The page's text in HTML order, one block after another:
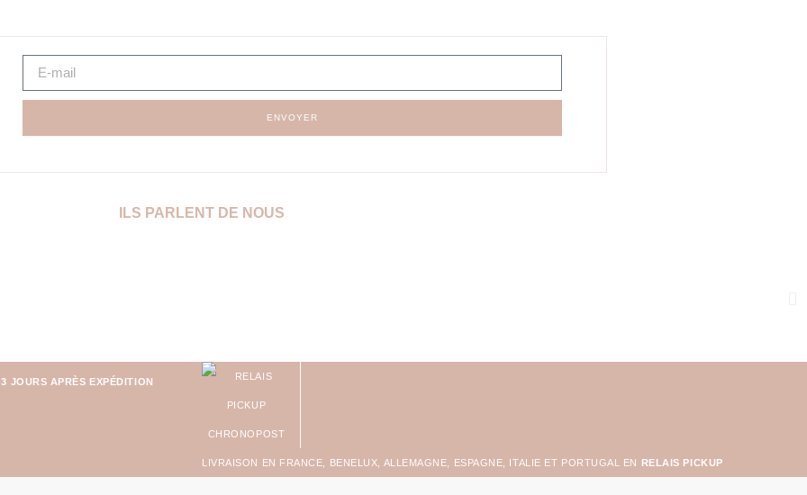
ENVOYER
ILS PARLENT DE NOUS
JOURS APRÈS EXPÉDITION
LIVRAISON EN FRANCE, BENELUX, ALLEMAGNE, ESPAGNE, ITALIE ET PORTUGAL EN RELAIS PICKUP